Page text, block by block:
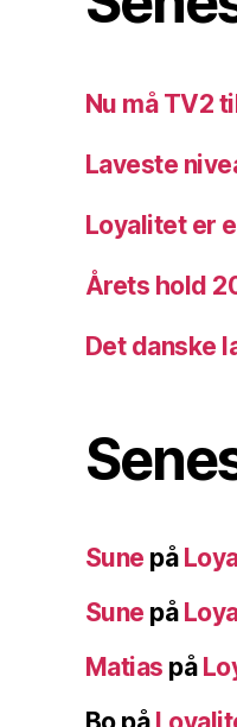
Nu må TV2
Laveste
Loyalitet er
Årets hold
Det danske
Sune på
Sune på
Matias på